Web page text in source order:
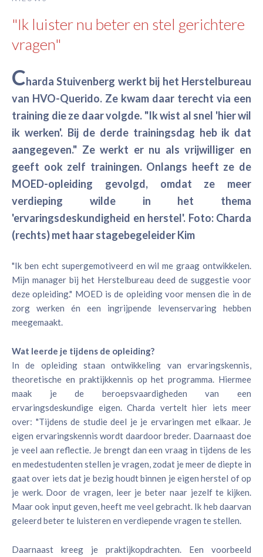
"Ik luister nu beter en stel gerichtere
vragen"
Charda Stuivenberg werkt bij het Herstelbureau
van HVO-Querido. Ze kwam daar terecht via een
training die ze daar volgde. "Ik wist al snel 'hier wil
ik werken'. Bij de derde trainingsdag heb ik dat
aangegeven." Ze werkt er nu als vrijwilliger en
geeft ook zelf trainingen. Onlangs heeft ze de
MOED-opleiding gevolgd, omdat ze meer
verdieping wilde in het thema
'ervaringsdeskundigheid en herstel'. Foto: Charda
(rechts) met haar stagebegeleider Kim
"Ik ben echt supergemotiveerd en wil me graag ontwikkelen.
Mijn manager bij het Herstelbureau deed de suggestie voor
deze opleiding." MOED is de opleiding voor mensen die in de
zorg werken én een ingrijpende levenservaring hebben
meegemaakt.
Wat leerde je tijdens de opleiding?
In de opleiding staan ontwikkeling van ervaringskennis,
theoretische en praktijkkennis op het programma. Hiermee
maak je de beroepsvaardigheden van een
ervaringsdeskundige eigen. Charda vertelt hier iets meer
over: "Tijdens de studie deel je je ervaringen met elkaar. Je
eigen ervaringskennis wordt daardoor breder. Daarnaast doe
je veel aan reflectie. Je brengt dan een vraag in tijdens de les
en medestudenten stellen je vragen, zodat je meer de diepte in
gaat over iets dat je bezig houdt binnen je eigen herstel of op
je werk. Door de vragen, leer je beter naar jezelf te kijken.
Maar ook input geven, heeft me veel gebracht. Ik heb daarvan
geleerd beter te luisteren en verdiepende vragen te stellen.
Daarnaast kreeg je praktijkopdrachten. Een voorbeeld